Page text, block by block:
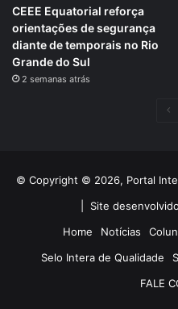
CEEE Equatorial reforça
orientações de segurança
diante de temporais no Rio
Grande do Sul
2 semanas atrás
© Copyright © 2026, Portal
Site
Home
Notícias
Selo Intera de Qualidade
FALE